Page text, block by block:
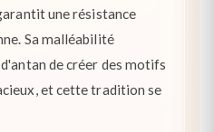
une résistance
Sa malléabilité
de créer des motifs
et cette tradition se